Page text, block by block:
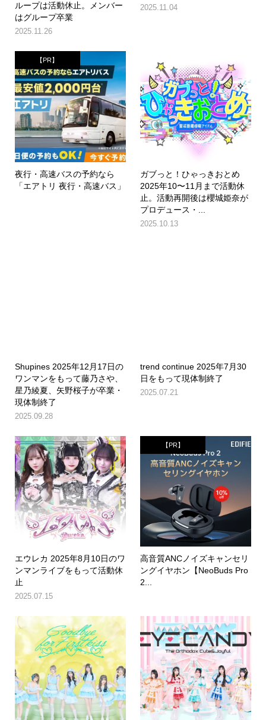
ループは活動休止。メンバー
はグループ卒業
2025.11.26
2025.11.04
【PR】
夜行・高速バスの予約なら
「エアトリ 夜行・高速バス」
ガブっと！ひゃっきおとめ
2025年10〜11月まで活動休
止。活動再開後は櫻城姫奈が
プロデュース・...
2025.10.13
Shupines 2025年12月17日の
ワンマンをもって藤乃さや、
星乃綾夏、矢野桜子が卒業・
現体制終了
2025.09.28
trend continue 2025年7月30
日をもって現体制終了
2025.07.21
エウレカ 2025年8月10日のワ
ンマンライブをもって活動休
止
2025.07.15
【PR】
高音質ANCノイズキャンセリ
ングイヤホン【NeoBuds Pro
2...